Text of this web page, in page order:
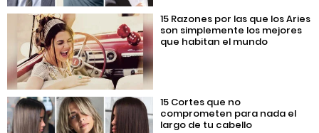
15 Razones por las que los Aries
son simplemente los mejores
que habitan el mundo
15 Cortes que no
comprometen para nada el
largo de tu cabello